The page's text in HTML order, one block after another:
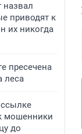
назвал
приводят к
их никогда
пресечена
леса
мошенники
до